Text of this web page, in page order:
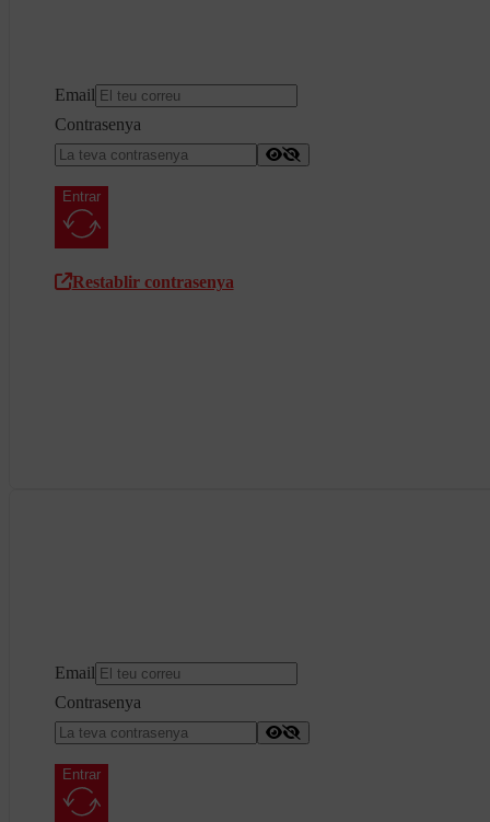
Email
Contrasenya
Entrar
Restablir contrasenya
Email
Contrasenya
Entrar